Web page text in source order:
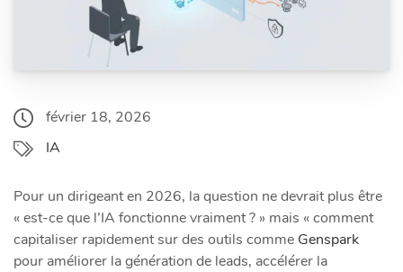
février 18, 2026
IA
Pour un dirigeant en 2026, la question ne devrait plus être
« est‑ce que l’IA fonctionne vraiment ? » mais « comment
capitaliser rapidement sur des outils comme Genspark
pour améliorer la génération de leads, accélérer la